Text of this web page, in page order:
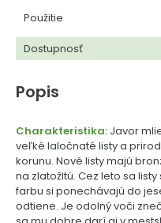
Použitie
Dostupnosť
Popis
Charakteristika: Javor
veľké laločnaté listy a
korunu. Nové listy majú
na zlatožltú. Cez leto sa
farbu si ponechávajú do
odtiene. Je odolný voči